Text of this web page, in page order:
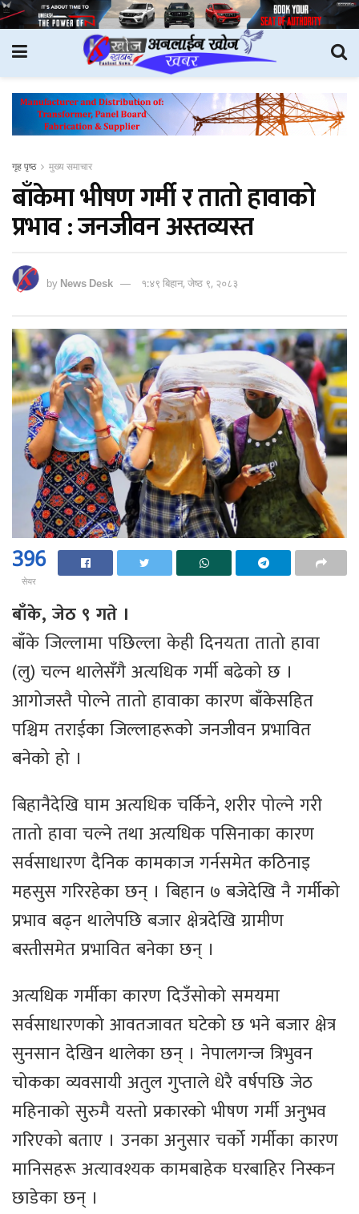
गृह पृष्ठ मुख्य समाचार
बाँकेमा भीषण गर्मी र तातो हावाको
प्रभाव : जनजीवन अस्तव्यस्त
byNews Desk १:४९ बिहान, जेष्ठ ९, २०८३
396
सेयर
बाँके, जेठ ९ गते ।
बाँके जिल्लामा पछिल्ला केही दिनयता तातो हावा
(लु) चल्न थालेसँगै अत्यधिक गर्मी बढेको छ ।
आगोजस्तै पोल्ने तातो हावाका कारण बाँकेसहित
पश्चिम तराईका जिल्लाहरूको जनजीवन प्रभावित
बनेको हो ।
बिहानैदेखि घाम अत्यधिक चर्किने, शरीर पोल्ने गरी
तातो हावा चल्ने तथा अत्यधिक पसिनाका कारण
सर्वसाधारण दैनिक कामकाज गर्नसमेत कठिनाइ
महसुस गरिरहेका छन् । बिहान ७ बजेदेखि नै गर्मीको
प्रभाव बढ्न थालेपछि बजार क्षेत्रदेखि ग्रामीण
बस्तीसमेत प्रभावित बनेका छन् ।
अत्यधिक गर्मीका कारण दिउँसोको समयमा
सर्वसाधारणको आवतजावत घटेको छ भने बजार क्षेत्र
सुनसान देखिन थालेका छन् । नेपालगन्ज त्रिभुवन
चोकका व्यवसायी अतुल गुप्ताले धेरै वर्षपछि जेठ
महिनाको सुरुमै यस्तो प्रकारको भीषण गर्मी अनुभव
गरिएको बताए । उनका अनुसार चर्को गर्मीका कारण
मानिसहरू अत्यावश्यक कामबाहेक घरबाहिर निस्कन
छाडेका छन् ।